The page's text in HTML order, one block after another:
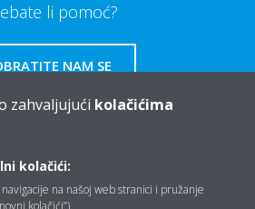
li pomoć?
NAM SE
zahvaljujući kolačićima
kolačići:
na našoj web stranici i pružanje
kolačići”).